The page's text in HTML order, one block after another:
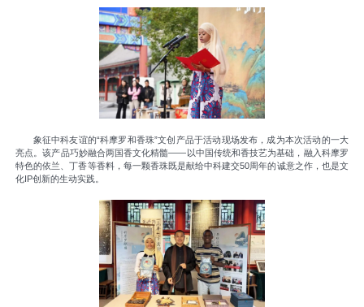
象征中科友谊的“科摩罗和香珠”文创产品于活动现场发布，成为本次活动的一大
亮点。该产品巧妙融合两国香文化精髓——以中国传统和香技艺为基础，融入科摩罗
特色的依兰、丁香等香料，每一颗香珠既是献给中科建交50周年的诚意之作，也是文
化IP创新的生动实践。